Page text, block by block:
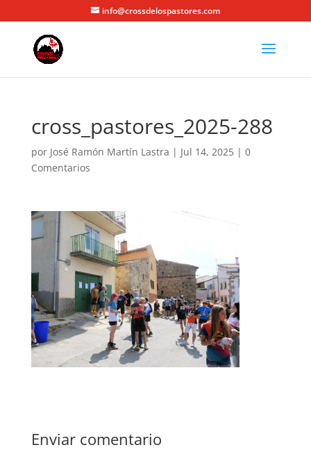
info@crossdelospastores.com
cross_pastores_2025-288
por José Ramón Martín Lastra | Jul 14, 2025| 0
Comentarios
Enviar comentario